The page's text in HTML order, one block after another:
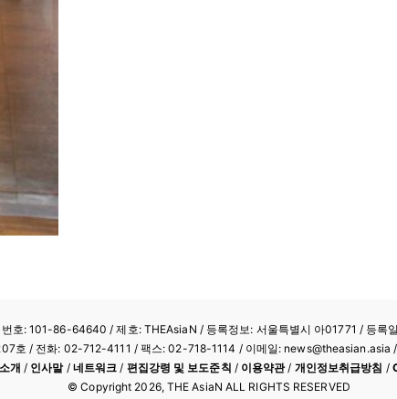
번호: 101-86-64640 / 제호: THEAsiaN / 등록정보: 서울특별시 아01771 / 등록
호 / 전화: 02-712-4111 / 팩스: 02-718-1114 / 이메일: news@theasian.asia
개 / 인사말/ 네트워크 / 편집강령 및 보도준칙 / 이용약관/ 개인정보취급방침 /
© Copyright 2026, THE AsiaN ALL RIGHTS RESERVED